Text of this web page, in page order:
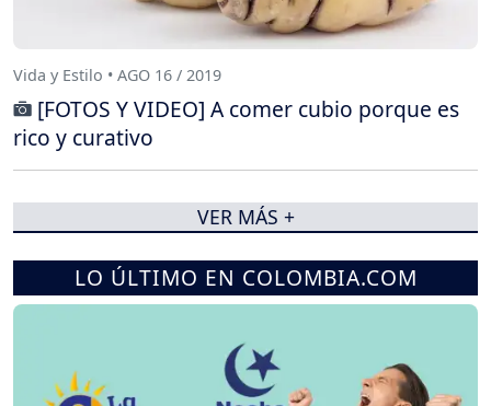
LO ÚLTIMO EN COLOMBIA.COM
Vida y Estilo • AGO 16 / 2019
[FOTOS Y VIDEO] A comer cubio porque es
rico y curativo
VER MÁS +